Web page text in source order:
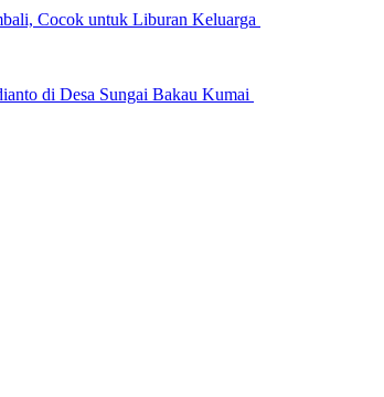
Cocok untuk Liburan Keluarga
di Desa Sungai Bakau Kumai